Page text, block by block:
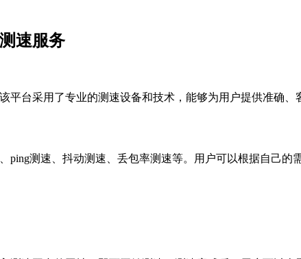
速服务
台采用了专业的测速设备和技术，能够为用户提供准确、
测速、抖动测速、丢包率测速等。用户可以根据自己的